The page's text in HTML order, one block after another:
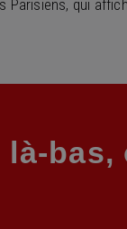
Parisiens, qui